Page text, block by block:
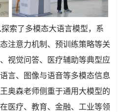
索了多模态大语言模型，系
注意力机制、预训练策略等关
视觉问答、医疗辅助等典型应
言、图像与语音等多模态信息
奥森老师侧重于通用大模型的
医疗、教育、金融、工业等领